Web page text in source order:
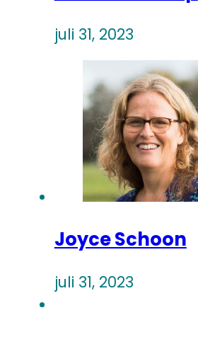
juli 31, 2023
Joyce Schoon
juli 31, 2023